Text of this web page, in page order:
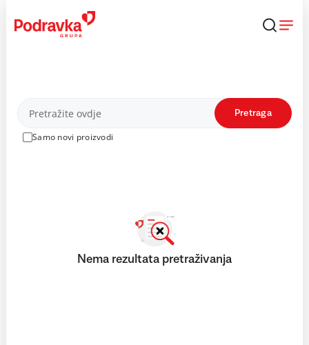
content
Proizvodi
Samo novi proizvodi
Pretraga
Nema rezultata pretraživanja